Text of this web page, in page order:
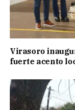
Virasoro
fuerte acento